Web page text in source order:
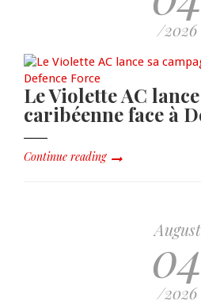
/2026
Le Violette AC
caribéenne face à
Continue reading
August
04
/2026